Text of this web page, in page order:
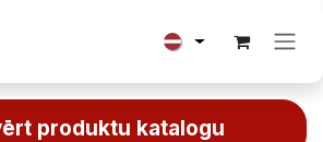
produktu katalogu